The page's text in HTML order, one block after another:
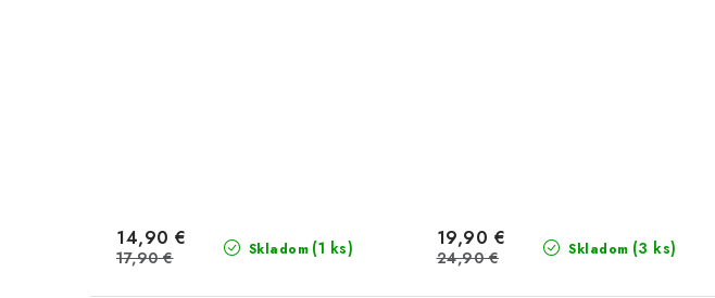
Skladom (1 ks)
14,90 €
17,90 € Skladom (3 ks)
19,90 €
24,90 €